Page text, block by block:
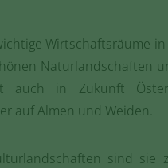
Wirtschaftsräume in
Naturlandschaften
auch in Zukunft
auf Almen und Weiden.
sind sie